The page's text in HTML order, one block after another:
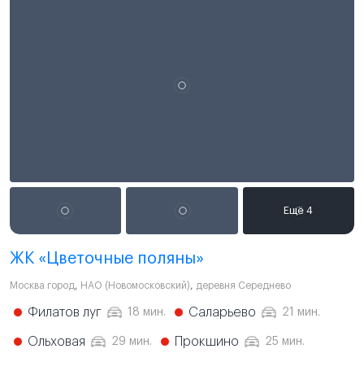
ЖК «Цветочные поляны»
Москва город, НАО (Новомосковский), деревня Середнево
Филатов луг 18 мин. Саларьево 21 мин.
Ольховая 29 мин. Прокшино 25 мин.